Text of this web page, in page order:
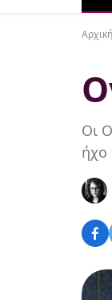
Αρχική
Οι
ήχο